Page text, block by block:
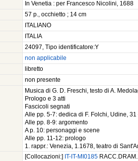
In Venetia : per Francesco Nicolini, 1688
57 p., occhietto ; 14 cm
ITALIANO
ITALIA
24097, Tipo identificatore:Y
non applicabile
libretto
non presente
Musica di G. D. Freschi, testo di A.
Prologo e 3 atti
Fascicoli segnati
Alle pp. 5-7: dedica di F. Folchi, Udine,
Alle pp. 8-9: argomento
A p. 10: personaggi e scene
Alle pp. 11-12: prologo
1. rappr.: Venezia, 1.1678, teatro di
[Collocazioni:] IT-IT-MI0185